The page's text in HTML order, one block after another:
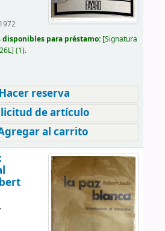
para préstamo: Signatura
(1).
reserva
de artículo
al carrito